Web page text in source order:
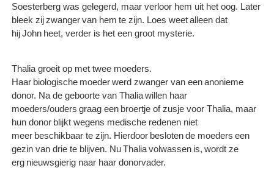
Soesterberg was gelegerd, maar verloor hem uit het oog. Later
bleek zij zwanger van hem te zijn. Loes weet alleen dat
hij John heet, verder is het een groot mysterie.
Thalia groeit op met twee moeders.
Haar biologische moeder werd zwanger van een anonieme
donor. Na de geboorte van Thalia willen haar
moeders/ouders graag een broertje of zusje voor Thalia, maar
hun donor blijkt wegens medische redenen niet
meer beschikbaar te zijn. Hierdoor besloten de moeders een
gezin van drie te blijven. Nu Thalia volwassen is, wordt ze
erg nieuwsgierig naar haar donorvader.